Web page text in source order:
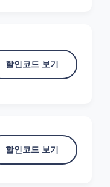
할인코드 보기
할인코드 보기